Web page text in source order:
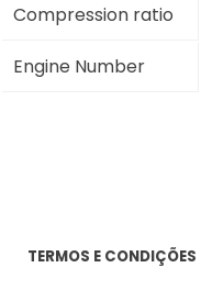
Compression ratio
Engine Number
TERMOS E CONDIÇÕES